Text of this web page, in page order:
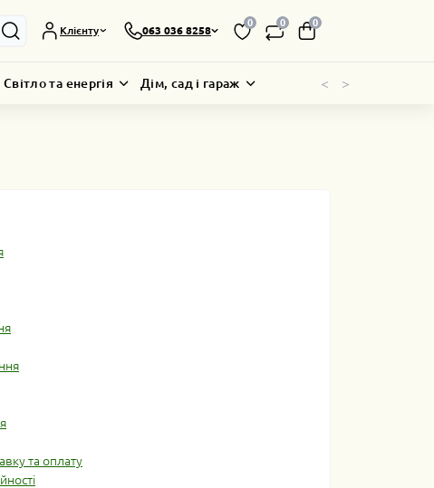
Клієнту 063 036 8258
0 0 0
Світло та енергія Дім, сад і гараж < >
та оплату